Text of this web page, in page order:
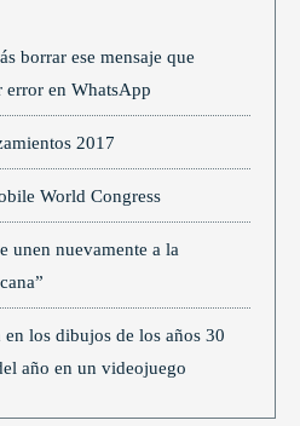
borrar ese mensaje que
error en WhatsApp
2017
World Congress
unen nuevamente a la
los dibujos de los años 30
año en un videojuego